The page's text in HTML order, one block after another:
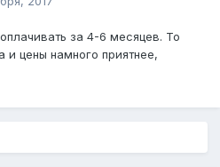
за 4-6 месяцев. То
и цены намного приятнее,